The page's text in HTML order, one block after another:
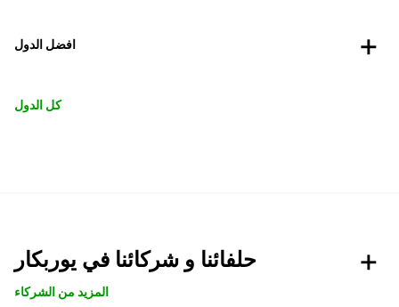
افضل الدول
كل الدول
حلفائنا و شركائنا في يوربكار
المزيد من الشركاء